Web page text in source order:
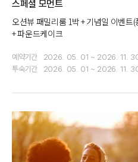
스페셜 모먼트
오션뷰 패밀리룸 1박 + 기념일 이벤
+ 파운드케이크
예약기간
2026. 05. 01 ~ 2026. 11.
투숙기간
2026. 05. 01 ~ 2026. 11.